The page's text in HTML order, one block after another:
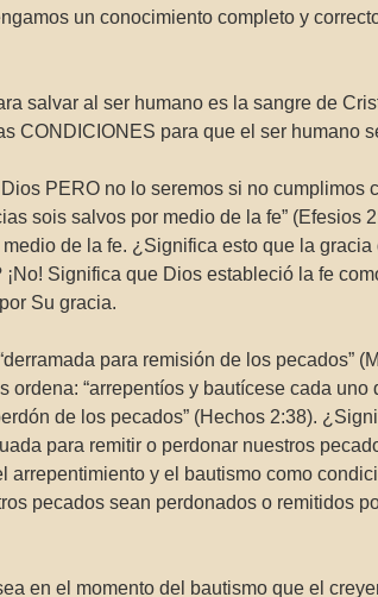
un conocimiento completo y
salvar al ser humano es la sangre de
CONDICIONES para que el ser humano
PERO no lo seremos si no cumplimos
sois salvos por medio de la fe” (Efesios
de la fe. ¿Significa esto que la gracia
Significa que Dios estableció la fe
Su gracia.
para remisión de los pecados”
ordena: “arrepentíos y bautícese cada uno
de los pecados” (Hechos 2:38).
para remitir o perdonar nuestros
arrepentimiento y el bautismo como
pecados sean perdonados o remitidos
en el momento del bautismo que el